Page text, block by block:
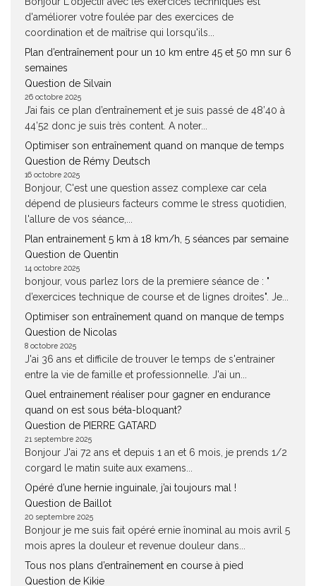
d'améliorer votre foulée par des exercices de
coordination et de maîtrise qui lorsqu'ils...
Plan d’entraînement pour un 10 km entre 45 et 50 mn sur 6
semaines
Question de Silvain
26 octobre 2025
J’ai fais ce plan d’entraînement et je suis passé de 48’40 à
44’52 donc je suis très content. A noter...
Optimiser son entraînement quand on manque de temps
Question de Rémy Deutsch
16 octobre 2025
Bonjour, C'est une question assez complexe car cela
dépend de plusieurs facteurs comme le stress quotidien,
l'allure de vos séance,...
Plan entrainement 5 km à 18 km/h, 5 séances par semaine
Question de Quentin
14 octobre 2025
bonjour, vous parlez lors de la premiere séance de : "
d’exercices technique de course et de lignes droites". Je...
Optimiser son entraînement quand on manque de temps
Question de Nicolas
8 octobre 2025
J'ai 36 ans et difficile de trouver le temps de s'entrainer
entre la vie de famille et professionnelle. J'ai un...
Quel entrainement réaliser pour gagner en endurance
quand on est sous béta-bloquant?
Question de PIERRE GATARD
21 septembre 2025
Bonjour J'ai 72 ans et depuis 1 an et 6 mois, je prends 1/2
corgard le matin suite aux examens...
Opéré d’une hernie inguinale, j’ai toujours mal !
Question de Baillot
20 septembre 2025
Bonjour je me suis fait opéré ernie înominal au mois avril 5
mois apres la douleur et revenue douleur dans...
Tous nos plans d’entraînement en course à pied
Question de Kikie